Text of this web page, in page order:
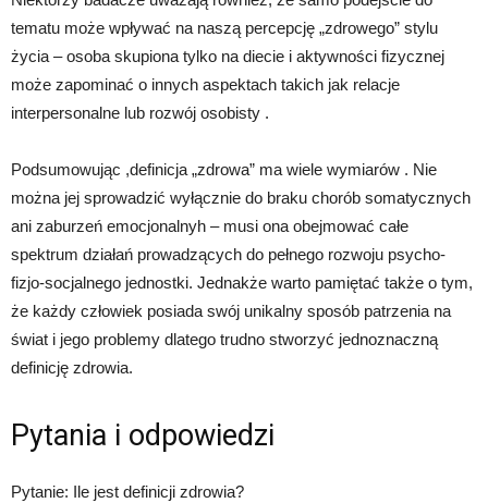
tematu może wpływać na naszą percepcję „zdrowego” stylu
życia – osoba skupiona tylko na diecie i aktywności fizycznej
może zapominać o innych aspektach takich jak relacje
interpersonalne lub rozwój osobisty .
Podsumowując ,definicja „zdrowa” ma wiele wymiarów . Nie
można jej sprowadzić wyłącznie do braku chorób somatycznych
ani zaburzeń emocjonalnyh – musi ona obejmować całe
spektrum działań prowadzących do pełnego rozwoju psycho-
fizjo-socjalnego jednostki. Jednakże warto pamiętać także o tym,
że każdy człowiek posiada swój unikalny sposób patrzenia na
świat i jego problemy dlatego trudno stworzyć jednoznaczną
definicję zdrowia.
Pytania i odpowiedzi
Pytanie: Ile jest definicji zdrowia?